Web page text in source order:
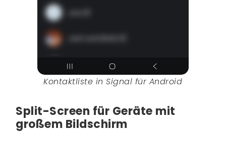
Kontaktliste in Signal für Android
Split-Screen für Geräte mit
großem Bildschirm